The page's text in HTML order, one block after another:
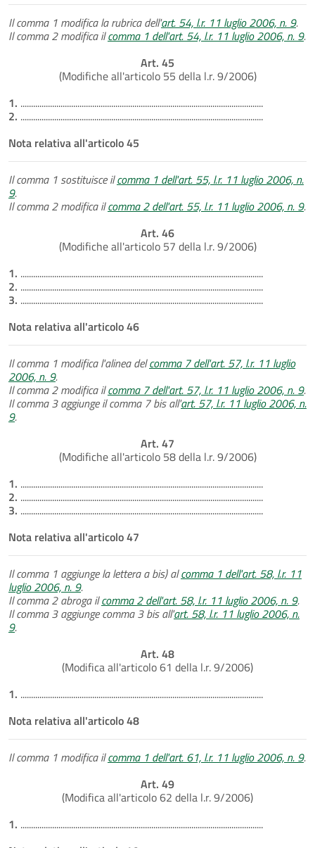
Il comma 1 modifica la rubrica dell'art. 54, l.r. 11 luglio 2006, n. 9.
Il comma 2 modifica ilcomma 1 dell'art. 54, l.r. 11 luglio 2006, n. 9.
Art. 45
(Modifiche all'articolo 55 della l.r. 9/2006)
1. ...................................................................................................................
2. ...................................................................................................................
Nota relativa all'articolo 45
Il comma 1 sostituisce ilcomma 1 dell'art. 55, l.r. 11 luglio 2006, n.
9.
Il comma 2 modifica ilcomma 2 dell'art. 55, l.r. 11 luglio 2006, n. 9.
Art. 46
(Modifiche all'articolo 57 della l.r. 9/2006)
1. ...................................................................................................................
2. ...................................................................................................................
3. ...................................................................................................................
Nota relativa all'articolo 46
Il comma 1 modifica l'alinea delcomma 7 dell'art. 57, l.r. 11 luglio
2006, n. 9.
Il comma 2 modifica ilcomma 7 dell'art. 57, l.r. 11 luglio 2006, n. 9.
Il comma 3 aggiunge il comma 7 bis all'art. 57, l.r. 11 luglio 2006, n.
9.
Art. 47
(Modifiche all'articolo 58 della l.r. 9/2006)
1. ...................................................................................................................
2. ...................................................................................................................
3. ...................................................................................................................
Nota relativa all'articolo 47
Il comma 1 aggiunge la lettera a bis) alcomma 1 dell'art. 58, l.r. 11
luglio 2006, n. 9.
Il comma 2 abroga ilcomma 2 dell'art. 58, l.r. 11 luglio 2006, n. 9.
Il comma 3 aggiunge comma 3 bis all'art. 58, l.r. 11 luglio 2006, n.
9.
Art. 48
(Modifica all'articolo 61 della l.r. 9/2006)
1. ...................................................................................................................
Nota relativa all'articolo 48
Il comma 1 modifica ilcomma 1 dell'art. 61, l.r. 11 luglio 2006, n. 9.
Art. 49
(Modifica all'articolo 62 della l.r. 9/2006)
1. ...................................................................................................................